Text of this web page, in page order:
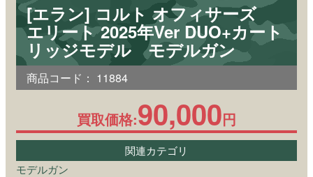
[エラン] コルト オフィサーズ
エリート 2025年Ver DUO+カート
リッジモデル モデルガン
商品コード： 11884
買取価格:90,000円
関連カテゴリ
モデルガン